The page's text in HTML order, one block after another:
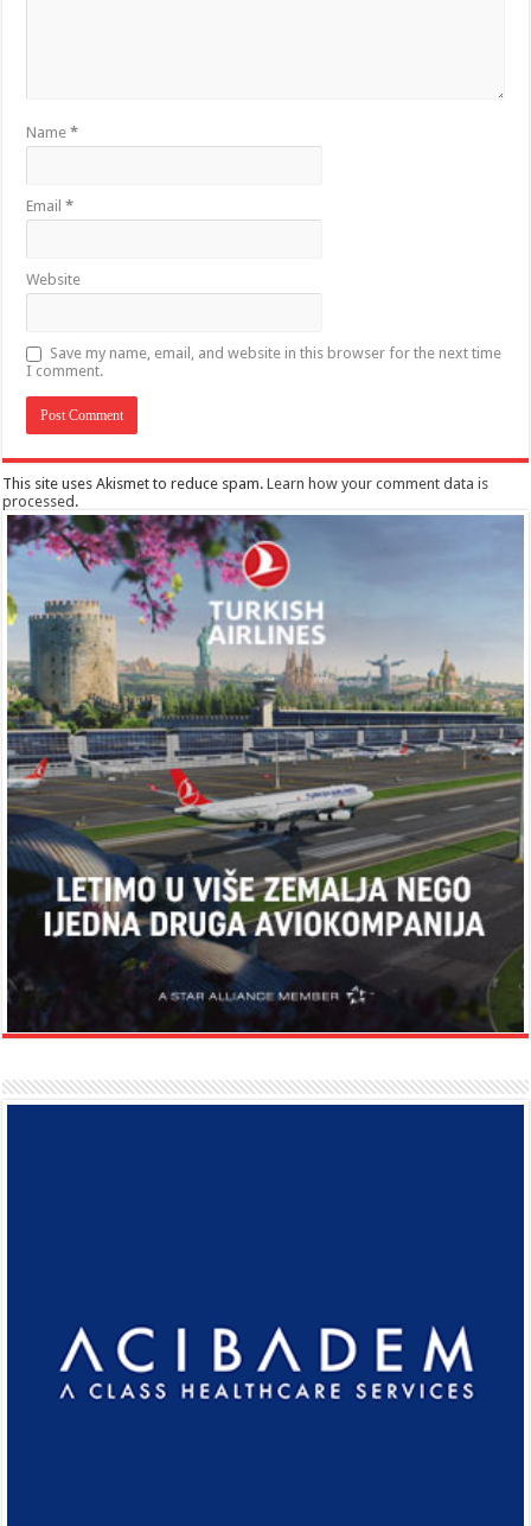
Name*
Email*
Website
Save my name, email, and website in this browser for the next time
I comment.
This site uses Akismet to reduce spam.Learn how your comment data is
processed .